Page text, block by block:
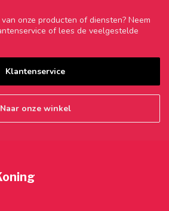
onze producten of diensten? Neem
of lees de veelgestelde
Klantenservice
Naar onze winkel